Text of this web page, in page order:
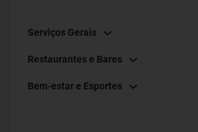
Serviços Gerais
Restaurantes e Bares
Bem-estar e Esportes